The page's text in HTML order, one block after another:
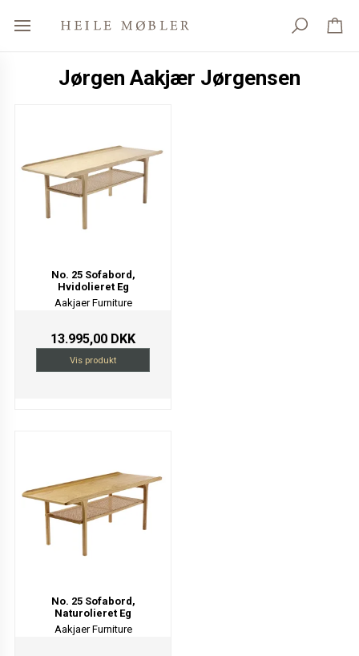
Jørgen Aakjær Jørgensen
No. 25 Sofabord,
Hvidolieret Eg
Aakjaer Furniture
13.995,00 DKK
Vis produkt
No. 25 Sofabord,
Naturolieret Eg
Aakjaer Furniture